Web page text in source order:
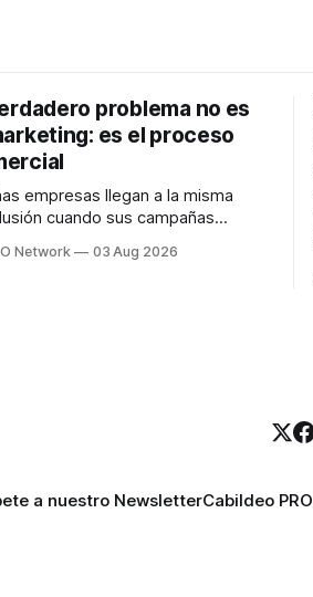
problema no es
es el proceso
empresas llegan a la misma
cuando sus campañas
no funciona". Sin embargo,
Network 03 Aug 2026
a nuestro NewsletterCabildeo PRO